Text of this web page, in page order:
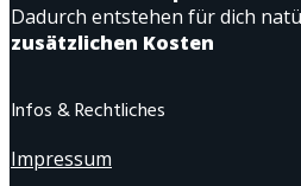
Dadurch entstehen für dich
zusätzlichen Kosten
Infos & Rechtliches
Impressum